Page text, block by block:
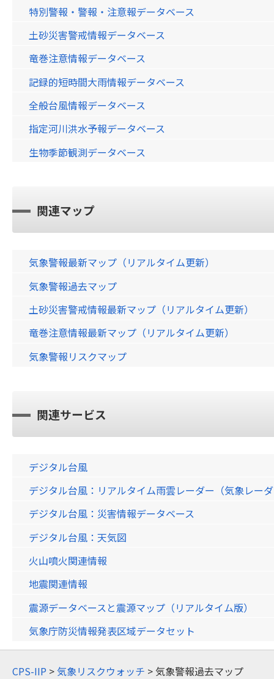
特別警報・警報・注意報データベース
土砂災害警戒情報データベース
竜巻注意情報データベース
記録的短時間大雨情報データベース
全般台風情報データベース
指定河川洪水予報データベース
生物季節観測データベース
関連マップ
気象警報最新マップ（リアルタイム更新）
気象警報過去マップ
土砂災害警戒情報最新マップ（リアルタイム更新）
竜巻注意情報最新マップ（リアルタイム更新）
気象警報リスクマップ
関連サービス
デジタル台風
デジタル台風：リアルタイム雨雲レーダー（気象レー
デジタル台風：災害情報データベース
デジタル台風：天気図
火山噴火関連情報
地震関連情報
震源データベースと震源マップ（リアルタイム版）
気象庁防災情報発表区域データセット
CPS-IIP >気象リスクウォッチ > 気象警報過去マップ